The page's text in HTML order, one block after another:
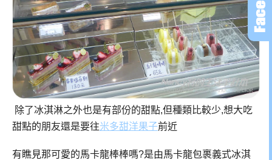
除了冰淇淋之外也是有部份的甜點,但種類比較少,想大吃
甜點的朋友還是要往米多甜洋果子前近
有瞧見那可愛的馬卡龍棒棒嗎?是由馬卡龍包裹義式冰淇